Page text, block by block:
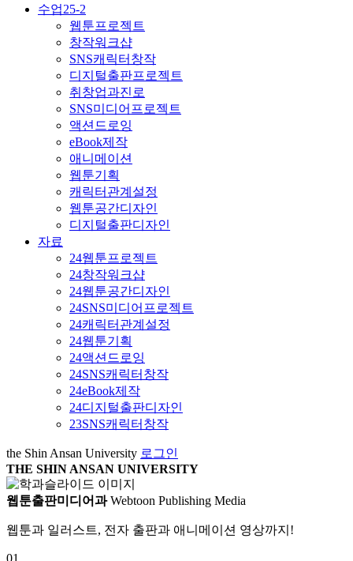
수업25-2
웹툰프로젝트
창작워크샵
SNS캐릭터창작
디지털출판프로젝트
취창업과진로
SNS미디어프로젝트
액션드로잉
eBook제작
애니메이션
웹툰기획
캐릭터관계설정
웹툰공간디자인
디지털출판디자인
자료
24웹툰프로젝트
24창작워크샵
24웹툰공간디자인
24SNS미디어프로젝트
24캐릭터관계설정
24웹툰기획
24액션드로잉
24SNS캐릭터창작
24eBook제작
24디지털출판디자인
23SNS캐릭터창작
the Shin Ansan University 로그인
THE SHIN ANSAN UNIVERSITY
웹툰출판미디어과 Webtoon Publishing Media
웹툰과 일러스트, 전자 출판과 애니메이션 영상까지!
01